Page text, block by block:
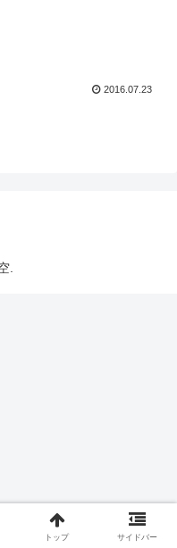
2016.07.23
.
トップ サイドバー